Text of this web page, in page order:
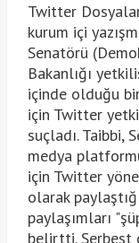
Twitter
kurum içi
Senatörü
Bakanlığı
içinde olduğu
için Twitter
suçladı. Taibbi,
medya
için Twitter
olarak
paylaşımları
belirtti. Serbest